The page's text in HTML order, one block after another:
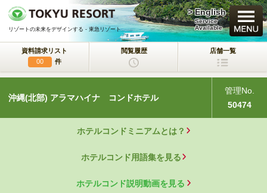
リゾートの未来をデザインする - 東急リゾート
> English
Service
Available
資料請求リスト
00
件
閲覧履歴 店舗一覧
沖縄(北部) アラマハイナ コンドホテル
管理No.
50474
ホテルコンドミニアムとは？
ホテルコンド用語集を見る
ホテルコンド説明動画を見る
買いたい
新規・新築マンション
一戸建て/マンション/土地
ラクサージュ
東急リゾートの新築一戸建てブランド